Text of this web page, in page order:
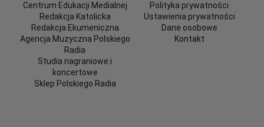
Centrum Edukacji Medialnej
Redakcja Katolicka
Redakcja Ekumeniczna
Agencja Muzyczna Polskiego
Radia
Studia nagraniowe i
koncertowe
Sklep Polskiego Radia
Polityka prywatności
Ustawienia prywatności
Dane osobowe
Kontakt